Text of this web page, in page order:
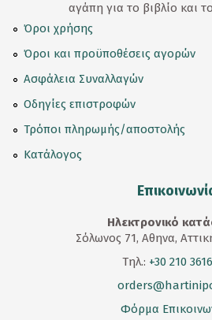
αγάπη για το βιβλίο και
Όροι χρήσης
Όροι και προϋποθέσεις αγορών
Ασφάλεια Συναλλαγών
Οδηγίες επιστροφών
Τρόποι πληρωμής/αποστολής
Κατάλογος
Ηλεκτρονικό
Σόλωνος 71, Αθηνα,
Τηλ.: +30 210
Φόρμα